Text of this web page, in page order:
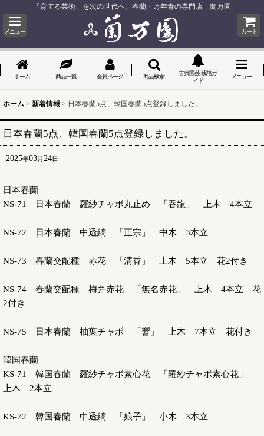
「育てる芸術」を次の世代へ。春蘭・万年青の専門店 蘭万園
メニュー カート
ホーム 商品一覧 会員ページ 商品検索
古典園芸 栽培ガ
イド
メニュー
ホーム > 新着情報 > 日本春蘭5点、韓国春蘭5点登録しました。
日本春蘭5点、韓国春蘭5点登録しました。
2025年03月 24日
日本春蘭
NS-71 日本春蘭 羅紗チャボ丸止め 「吞龍」 上木 4本立
NS-72 日本春蘭 中透縞 「正宗」 中木 3本立
NS-73 春蘭交配種 赤花 「清香」 上木 5本立 花2付き
NS-74 春蘭交配種 梅弁赤花 「無名赤花」 上木 4本立 花
2付き
NS-75 日本春蘭 柚葉チャボ 「響」 上木 7本立 花付き
韓国春蘭
KS-71 韓国春蘭 羅紗チャボ素心花 「羅紗チャボ素心花」
上木 2本立
KS-72 韓国春蘭 中透縞 「娘子」 小木 3本立